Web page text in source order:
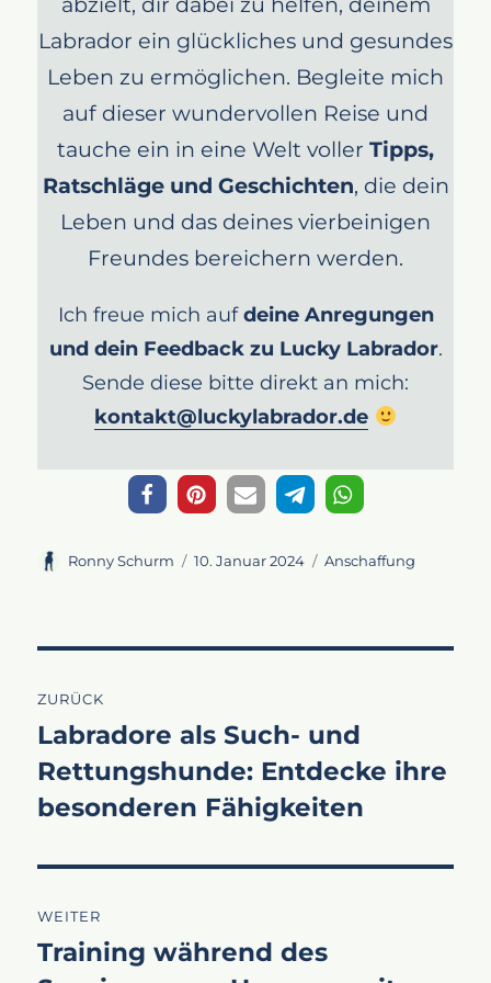
Labrador ein glückliches und gesundes
Leben zu ermöglichen. Begleite mich
auf dieser wundervollen Reise und
tauche ein in eine Welt voller Tipps,
Ratschläge und Geschichten, die dein
Leben und das deines vierbeinigen
Freundes bereichern werden.
Ich freue mich aufdeine Anregungen
und dein Feedback zu Lucky Labrador.
Sende diese bitte direkt an mich:
kontakt@luckylabrador.de
Autor
Ronny Schurm
Veröffentlicht
10. Januar 2024 Kategorien
Anschaffung
ZURÜCK
Vorheriger
Beitrag:
Labradore als Such- und
Rettungshunde: Entdecke ihre
besonderen Fähigkeiten
WEITER
Nächster
Training während des